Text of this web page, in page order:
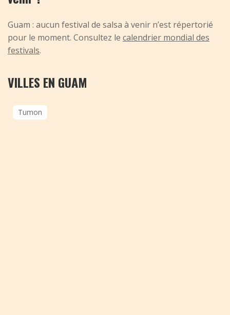
Guam : aucun festival de salsa à venir n’est répertorié
pour le moment. Consultez le calendrier mondial des
festivals.
VILLES EN GUAM
Tumon